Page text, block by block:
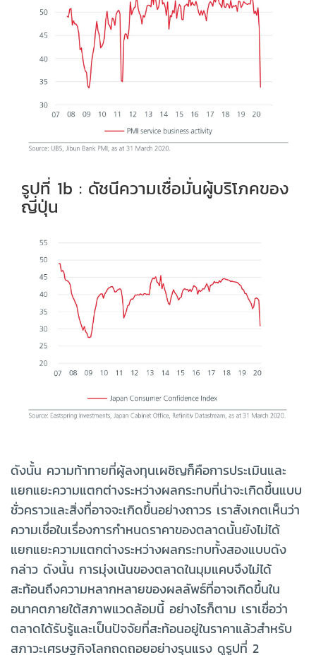
รูปที่ 1b : ดัชนีความเชื่อมั่นผู้บริโภคของ
ญี่ปุ่น
ดังนั้น ความท้าทายที่ผู้ลงทุนเผชิญก็คือการประเมินและ
แยกแยะความแตกต่างระหว่างผลกระทบที่น่าจะเกิดขึ้นแบบ
ชั่วคราวและสิ่งที่อาจจะเกิดขึ้นอย่างถาวร เราสังเกตเห็นว่า
ความเชื่อในเรื่องการกำหนดราคาของตลาดนั้นยังไม่ได้
แยกแยะความแตกต่างระหว่างผลกระทบทั้งสองแบบดัง
กล่าว ดังนั้น การมุ่งเน้นของตลาดในมุมแคบจึงไม่ได้
สะท้อนถึงความหลากหลายของผลลัพธ์ที่อาจเกิดขึ้นใน
อนาคตภายใต้สภาพแวดล้อมนี้ อย่างไรก็ตาม เราเชื่อว่า
ตลาดได้รับรู้และเป็นปัจจัยที่สะท้อนอยู่ในราคาแล้วสำหรับ
สภาวะเศรษฐกิจโลกถดถอยอย่างรุนแรง ดูรูปที่ 2